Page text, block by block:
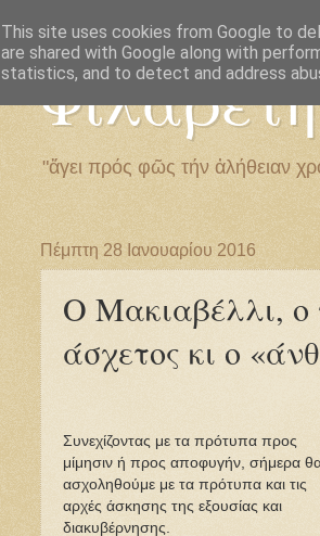
Φιλαρέτη
"ἄγει πρός φῶς τήν ἀλήθειαν
Πέμπτη 28 Ιανουαρίου 2016
Ο Μακιαβέλλι, ο
άσχετος κι ο
Συνεχίζοντας με τα πρότυπα προς
μίμησιν ή προς αποφυγήν, σήμερα
ασχοληθούμε με τα πρότυπα και τις
αρχές άσκησης της εξουσίας και
διακυβέρνησης.
This site uses cookies from Google to
are shared with Google along with
statistics, and to detect and address